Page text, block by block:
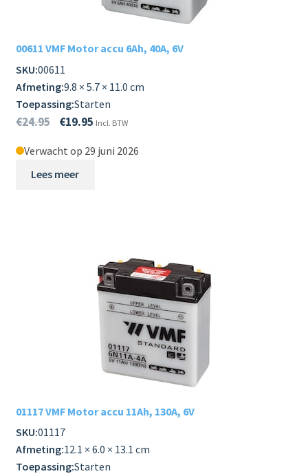
00611 VMF Motor accu 6Ah, 40A, 6V
SKU:00611
Afmeting:9.8 × 5.7 × 11.0 cm
Toepassing:Starten
€24.95 €19.95 Incl. BTW
Verwacht op 29 juni 2026
Lees meer
01117 VMF Motor accu 11Ah, 130A, 6V
SKU:01117
Afmeting:12.1 × 6.0 × 13.1 cm
Toepassing:Starten